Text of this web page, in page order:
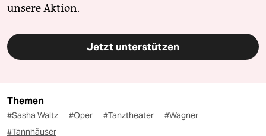
unsere Aktion.
Jetzt unterstützen
Themen
#Sasha Waltz #Oper #Tanztheater
#Wagner
#Tannhäuser